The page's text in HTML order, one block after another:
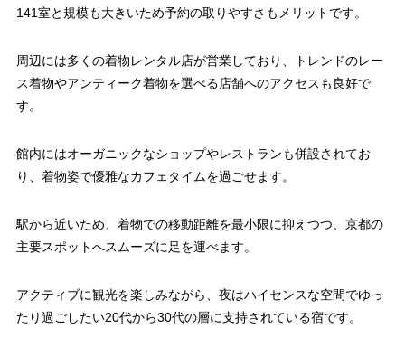
141室と規模も大きいため予約の取りやすさもメリットです。
周辺には多くの着物レンタル店が営業しており、トレンドのレー
ス着物やアンティーク着物を選べる店舗へのアクセスも良好で
す。
館内にはオーガニックなショップやレストランも併設されてお
り、着物姿で優雅なカフェタイムを過ごせます。
駅から近いため、着物での移動距離を最小限に抑えつつ、京都の
主要スポットへスムーズに足を運べます。
アクティブに観光を楽しみながら、夜はハイセンスな空間でゆっ
たり過ごしたい20代から30代の層に支持されている宿です。